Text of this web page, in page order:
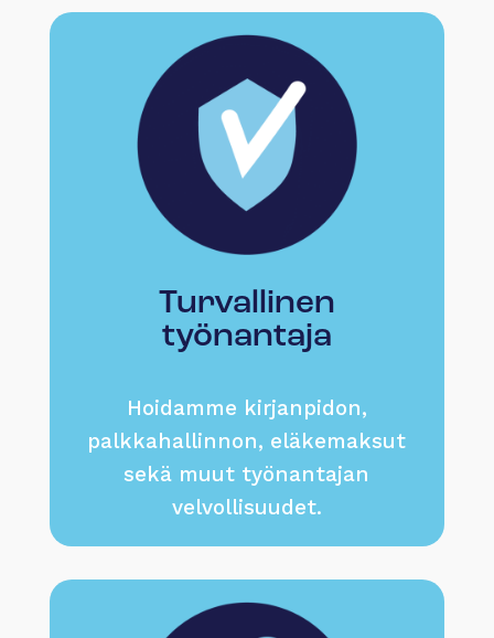
Turvallinen
työnantaja
Hoidamme kirjanpidon,
palkkahallinnon, eläkemaksut
sekä muut työnantajan
velvollisuudet.